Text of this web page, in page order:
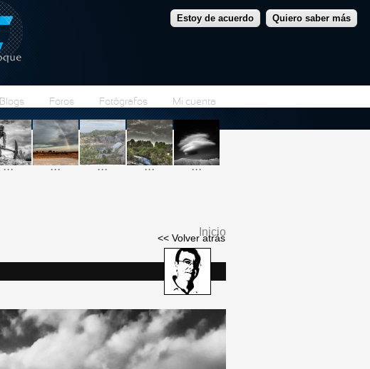
Estoy de acuerdo Quiero saber más
Blogs Foros Fotógrafos Mi cuenta
... ... ... ... ...
Se encuentra usted
aquí
Inicio
<< Volver atrás